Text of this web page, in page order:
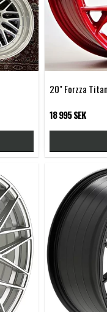
20" Forzza
18 995 SEK